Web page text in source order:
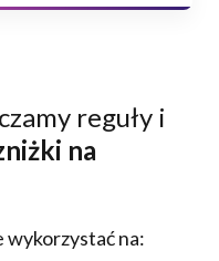
reguły i
na
wykorzystać na: